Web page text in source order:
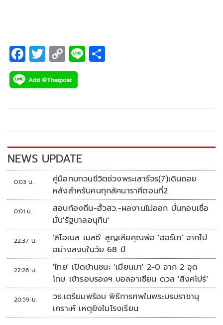
F
ac
e
k
T
wi
tt
C
o
p
k
Li
NEWS UPDATE
0:03 น.
คู่มือทบทวนชีวิตช่วงพระเสาร์จร(7)เดินถอย
หลังสำหรับคนทุกลัคนาราศีตอนที่2
0:01 น.
สอบท้องถิ่น-ฮั้วสว.-ผลงานไม่ออก บั่นทอนเชื่อ
มั่น'รัฐบาลอนุทิน'
22:37 น.
'ลิโอเนล เมสซี' สูญเสียคุณพ่อ 'ฮอร์เก' จากไป
อย่างสงบในวัย 68 ปี
22:26 น.
'ไทย' เปิดบ้านชนะ 'เมียนมา' 2-0 จาก 2 จุด
โทษ เข้ารอบรองฯ บอลอาเซียน ดวล 'สิงคโปร์'
20:59 น.
วธ.เตรียมพร้อม พิธีการศพในพระบรมราชานุ
เคราะห์ เหตุยิงในโรงเรียน